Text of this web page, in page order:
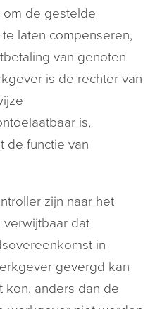
de gestelde
laten compenseren,
van genoten
is de rechter van
is,
de functie van
zijn naar het
dat
in
gevergd kan
kon, anders dan de